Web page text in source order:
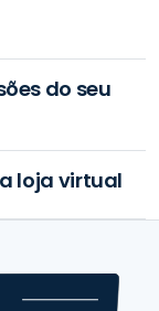
do seu
loja virtual